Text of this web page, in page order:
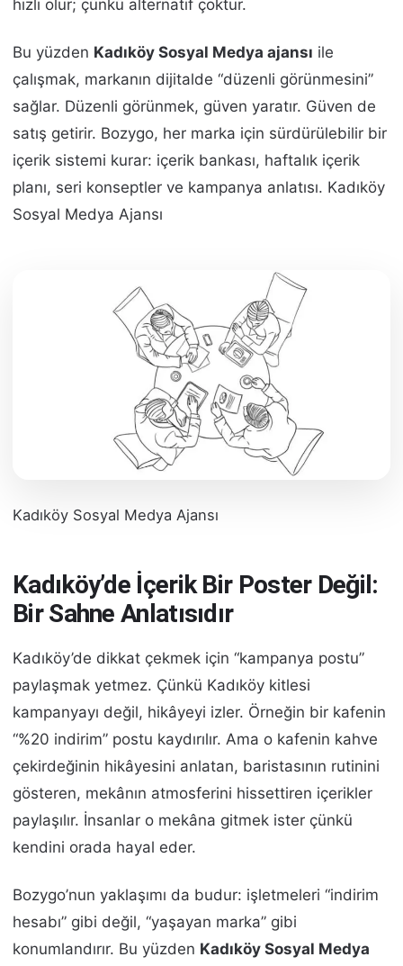
hızlı olur; çünkü alternatif çoktur.
Bu yüzden Kadıköy Sosyal Medya ajansı ile
çalışmak, markanın dijitalde “düzenli görünmesini”
sağlar. Düzenli görünmek, güven yaratır. Güven de
satış getirir. Bozygo, her marka için sürdürülebilir bir
içerik sistemi kurar: içerik bankası, haftalık içerik
planı, seri konseptler ve kampanya anlatısı. Kadıköy
Sosyal Medya Ajansı
Kadıköy Sosyal Medya Ajansı
Kadıköy’de İçerik Bir Poster Değil:
Bir Sahne Anlatısıdır
Kadıköy’de dikkat çekmek için “kampanya postu”
paylaşmak yetmez. Çünkü Kadıköy kitlesi
kampanyayı değil, hikâyeyi izler. Örneğin bir kafenin
“%20 indirim” postu kaydırılır. Ama o kafenin kahve
çekirdeğinin hikâyesini anlatan, baristasının rutinini
gösteren, mekânın atmosferini hissettiren içerikler
paylaşılır. İnsanlar o mekâna gitmek ister çünkü
kendini orada hayal eder.
Bozygo’nun yaklaşımı da budur: işletmeleri “indirim
hesabı” gibi değil, “yaşayan marka” gibi
konumlandırır. Bu yüzden Kadıköy Sosyal Medya